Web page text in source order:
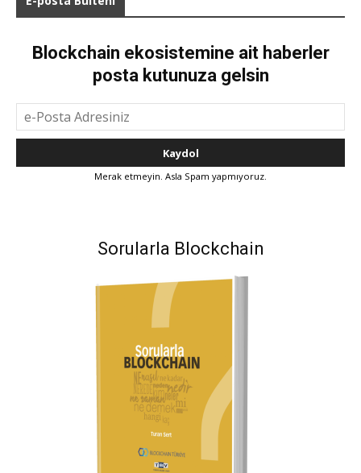
Blockchain ekosistemine ait haberler
posta kutunuza gelsin
Merak etmeyin. Asla Spam yapmıyoruz.
Sorularla Blockchain